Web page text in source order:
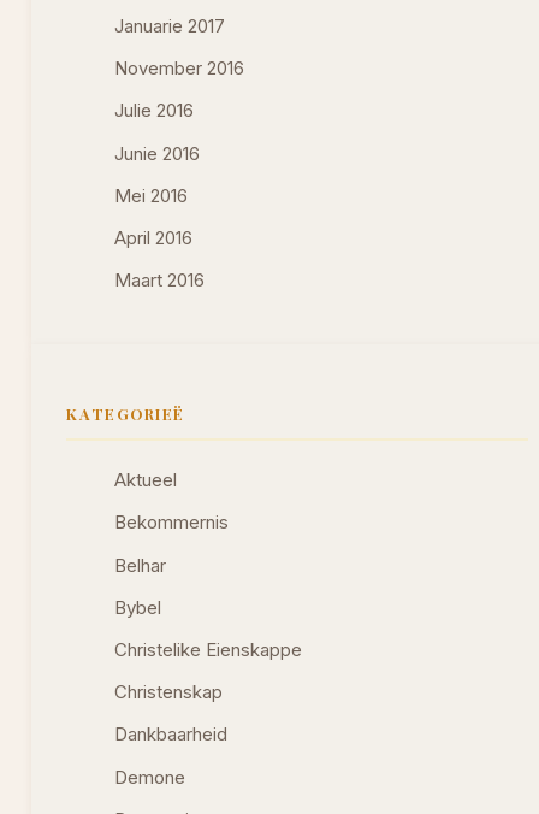
Januarie 2017
November 2016
Julie 2016
Junie 2016
Mei 2016
April 2016
Maart 2016
KATEGORIEË
Aktueel
Bekommernis
Belhar
Bybel
Christelike Eienskappe
Christenskap
Dankbaarheid
Demone